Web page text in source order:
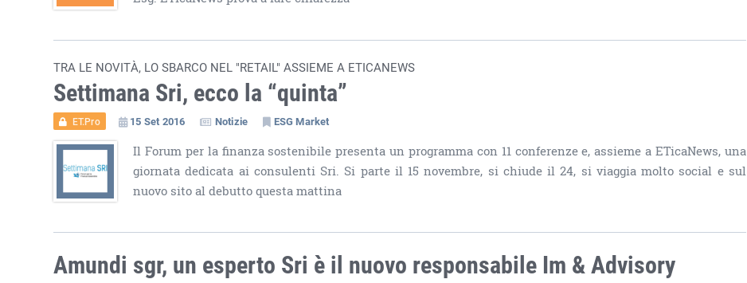
TRA LE NOVITÀ, LO SBARCO NEL "RETAIL" ASSIEME A ETICANEWS
Settimana Sri, ecco la “quinta”
ET.Pro 15 Set 2016 Notizie ESG Market
Il Forum per la finanza sostenibile presenta un programma con 11 conferenze e, assieme a ETicaNews, una
giornata dedicata ai consulenti Sri. Si parte il 15 novembre, si chiude il 24, si viaggia molto social e sul
nuovo sito al debutto questa mattina
Amundi sgr, un esperto Sri è il nuovo responsabile Im & Advisory